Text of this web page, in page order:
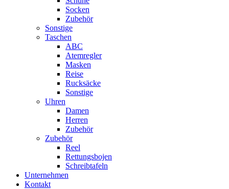
Socken
Zubehör
Sonstige
Taschen
ABC
Atemregler
Masken
Reise
Rucksäcke
Sonstige
Uhren
Damen
Herren
Zubehör
Zubehör
Reel
Rettungsbojen
Schreibtafeln
Unternehmen
Kontakt